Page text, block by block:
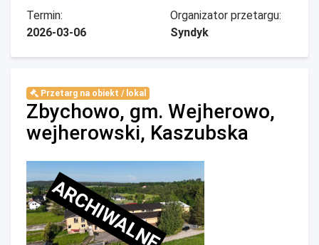
Termin:
2026-03-06
Organizator przetargu:
Syndyk
Przetarg na obiekt / lokal
Zbychowo, gm. Wejherowo,
wejherowski, Kaszubska
ARCHIWALNE